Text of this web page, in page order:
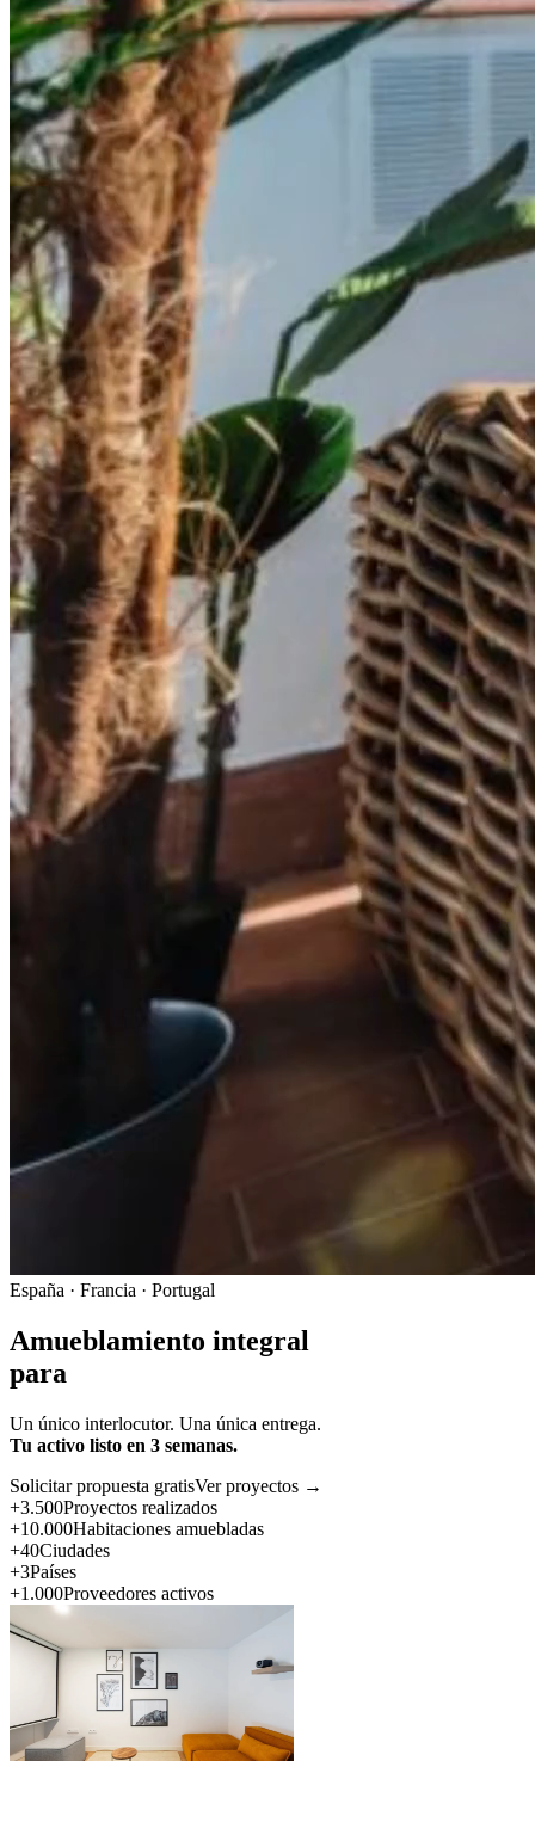
España · Francia · Portugal
Amueblamiento integral
para
Un único interlocutor. Una única entrega.
Tu activo listo en 3 semanas.
Solicitar propuesta gratisVer proyectos →
+3.500Proyectos realizados
+10.000Habitaciones amuebladas
+40Ciudades
+3Países
+1.000Proveedores activos